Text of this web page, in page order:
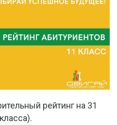
рейтинг на 31